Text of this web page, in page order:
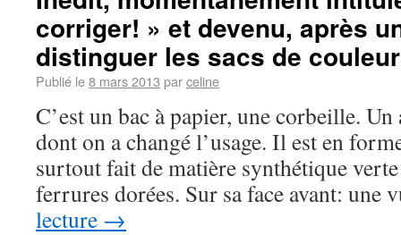
corriger! » et devenu, après
distinguer les sacs de
Publié le8 mars 2013 parceline
C’est un bac à papier, une corbeille.
dont on a changé l’usage. Il est en
surtout fait de matière synthétique verte
ferrures dorées. Sur sa face avant:
lecture →